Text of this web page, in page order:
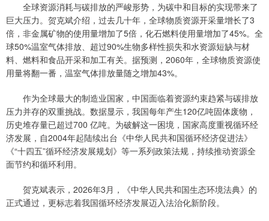
全球资源消耗与碳排放的严峻形势，为碳中和目标的实现带来了
巨大压力。贺克斌介绍，过去几十年，全球物质资源开采量增长了3
倍，非金属矿物的使用量增加了5倍，化石燃料使用量增加了45%。全
球50%温室气体排放、超过90%生物多样性损失和水资源短缺与材
料、燃料和食品开采和加工有关。据预测，2060年，全球物质资源使
用量将翻一番，温室气体排放量随之增加43%。
作为全球最大的制造业国家，中国面临着资源约束趋紧与碳排放
压力并存的双重挑战。数据显示，我国每年产生120亿吨固体废物，
历史堆存量已超过700 亿吨。为破解这一困境，国家高度重视循环经
济发展，自2004年起陆续出台《中华人民共和国循环经济促进法》
《“十四五”循环经济发展规划》等一系列政策法规，持续推动资源全
面节约和循环利用。
贺克斌表示，2026年3月，《中华人民共和国生态环境法典》的
正式通过，更标志着我国循环经济发展迈入法治化新阶段。